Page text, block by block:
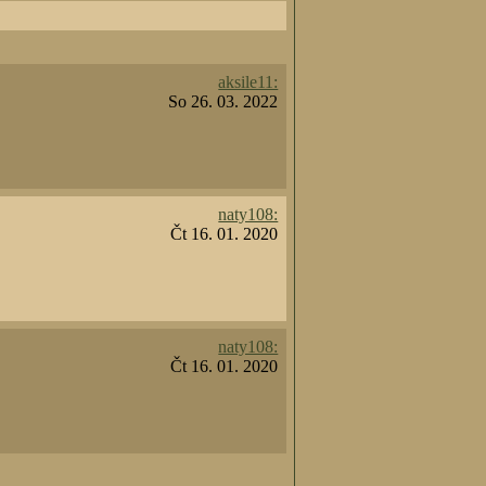
aksile11:
So 26. 03. 2022
naty108:
Čt 16. 01. 2020
naty108:
Čt 16. 01. 2020